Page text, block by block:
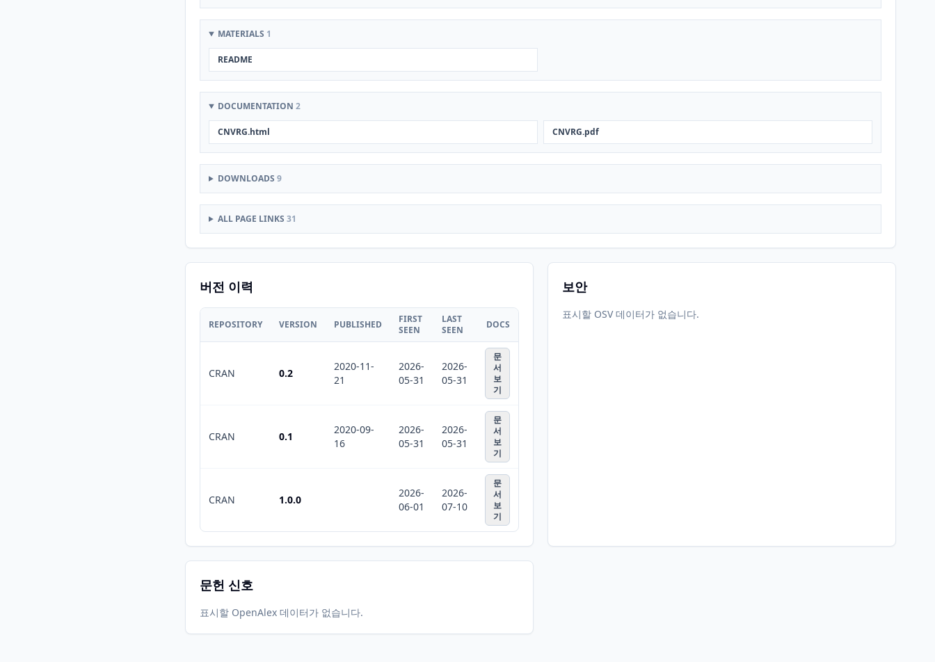
MATERIALS 1
README
DOCUMENTATION 2
CNVRG.html CNVRG.pdf
DOWNLOADS 9
ALL PAGE LINKS 31
버전 이력
REPOSITORY VERSION PUBLISHED
FIRST
SEEN
LAST
SEEN
DOCS
CRAN 0.2
2020-11-
21
2026-
05-31
2026-
05-31
문
서
보
기
CRAN 0.1
2020-09-
16
2026-
05-31
2026-
05-31
문
서
보
기
CRAN 1.0.0
2026-
06-01
2026-
07-10
문
서
보
기
보안
표시할 OSV 데이터가 없습니다.
문헌 신호
표시할 OpenAlex 데이터가 없습니다.